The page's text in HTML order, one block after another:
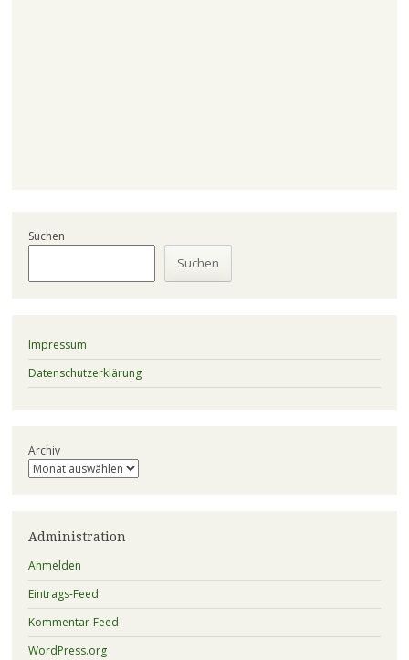
Suchen
Suchen
Impressum
Datenschutzerklärung
Archiv
Administration
Anmelden
Eintrags-Feed
Kommentar-Feed
WordPress.org